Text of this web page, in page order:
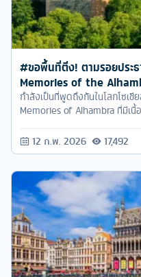
#ขอพื้นที่ติ่ง! ตามรอยประ
Memories of the
กำลังเป็นที่พูดถึงกันในโลกโซเชี
Memories of Alhambra ที่มีเ
บิน และ ปาร์คชินฮเย มาเล่นคู่กันเ
12 ก.พ. 2026 17,492